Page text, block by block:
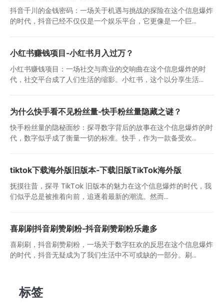
抖音千川的金钱密码：一场关于机遇与挑战的探险在这个信息爆炸
的时代，抖音已经不仅仅是一个娱乐平台，它更像是一个巨...
小红书赚钱项目-小红书月入过万？
小红书赚钱项目：一场社交与商业的交响曲在这个信息爆炸的时
代，社交平台成了人们生活的缩影。小红书，这个以分享生活...
为什么快手看不见粉丝量-快手粉丝量隐藏之谜？
快手粉丝量的隐秘面纱：探寻数字背后的故事在这个信息爆炸的时
代，数字似乎成了衡量一切的标准。快手，作为一款备受欢...
tiktok下载海外版旧版本-下载旧版TikTok海外版
抚摸往昔，探寻 TikTok 旧版本的魅力在这个信息爆炸的时代，我
们似乎总是被推着向前，追逐着最新的潮流。然而...
喜刷刷抖音刷赞刷粉-抖音刷赞刷粉乐趣多
喜刷刷，抖音刷赞刷粉，一场关于数字狂欢的反思在这个信息爆炸
的时代，抖音无疑成为了我们生活中不可或缺的一部分。刷...
标签